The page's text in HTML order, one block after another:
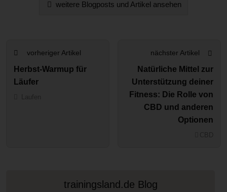
weitere Blogposts und Artikel ansehen
vorheriger Artikel
Herbst-Warmup für
Läufer
nächster Artikel
Natürliche Mittel zur
Unterstützung deiner
Fitness: Die Rolle von
CBD und anderen
Optionen
trainingsland.de Blog